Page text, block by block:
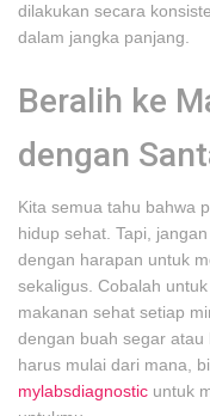
dilakukan secara
dalam jangka panjang.
Beralih ke
dengan
Kita semua tahu bahwa
hidup sehat. Tapi,
dengan harapan untuk
sekaligus. Cobalah
makanan sehat setiap
dengan buah segar
harus mulai dari mana,
mylabsdiagnostic untuk